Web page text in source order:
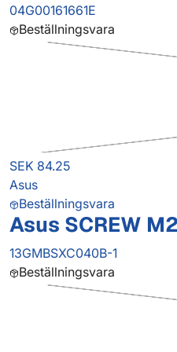
04G00161661E
Beställningsvara
SEK 84.25
Asus
Beställningsvara
Asus SCREW
13GMBSXC040B-1
Beställningsvara